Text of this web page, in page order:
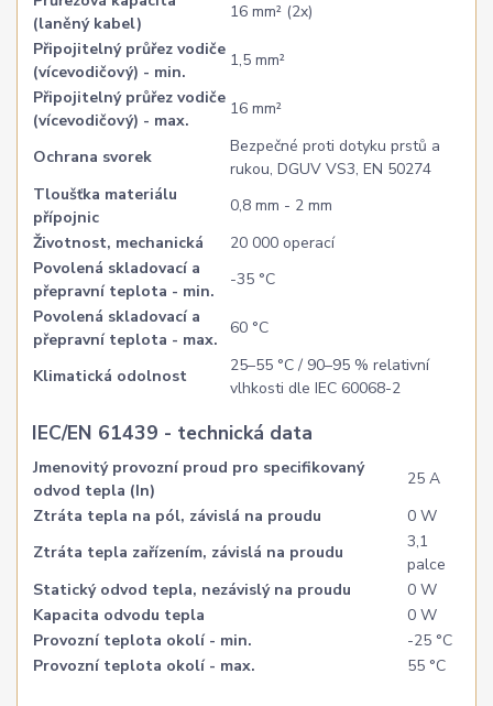
(laněný kabel)
16 mm² (2x)
Připojitelný průřez vodiče
(vícevodičový) - min.
1,5 mm²
Připojitelný průřez vodiče
(vícevodičový) - max.
16 mm²
Ochrana svorek
Bezpečné proti dotyku prstů a
rukou, DGUV VS3, EN 50274
Tloušťka materiálu
přípojnic
0,8 mm - 2 mm
Životnost, mechanická
20 000 operací
Povolená skladovací a
přepravní teplota - min.
-35 °C
Povolená skladovací a
přepravní teplota - max.
60 °C
Klimatická odolnost
25–55 °C / 90–95 % relativní
vlhkosti dle IEC 60068-2
IEC/EN 61439 - technická data
Jmenovitý provozní proud pro specifikovaný
odvod tepla (In)
25 A
Ztráta tepla na pól, závislá na proudu
0 W
Ztráta tepla zařízením, závislá na proudu
3,1
palce
Statický odvod tepla, nezávislý na proudu
0 W
Kapacita odvodu tepla
0 W
Provozní teplota okolí - min.
-25 °C
Provozní teplota okolí - max.
55 °C